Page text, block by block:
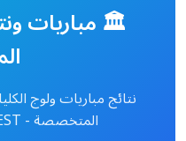
🏛️ مباريات
نتائج مباريات ولوج
المتخصصة - ENS, ENCG, EST وغيرها